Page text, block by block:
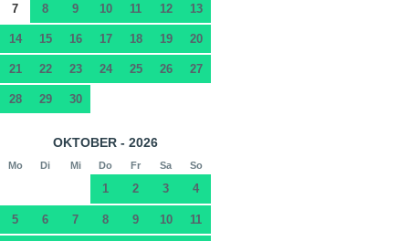
7 8 9 10 11 12 13
14 15 16 17 18 19 20
21 22 23 24 25 26 27
28 29 30
OKTOBER - 2026
Mo Di Mi Do Fr Sa So
1 2 3 4
5 6 7 8 9 10 11